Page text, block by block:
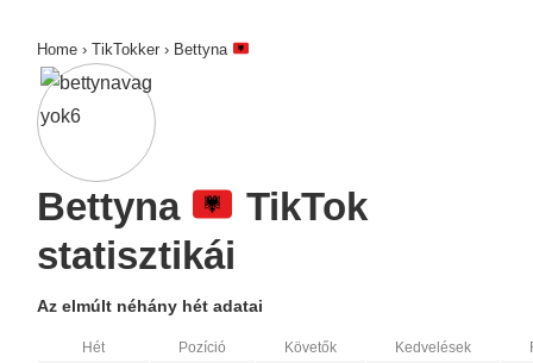
Home › TikTokker › Bettyna
Bettyna
TikTok
statisztikái
Az elmúlt néhány hét adatai
Hét Pozíció Követők Kedvelések